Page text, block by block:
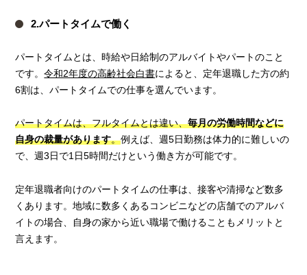
2.パートタイムで働く
パートタイムとは、時給や日給制のアルバイトやパートのこと
です。令和2年度の高齢社会白書によると、定年退職した方の約
6割は、パートタイムでの仕事を選んでいます。
パートタイムは、フルタイムとは違い、毎月の労働時間などに
自身の裁量があります。例えば、週5日勤務は体力的に難しいの
で、週3日で1日5時間だけという働き方が可能です。
定年退職者向けのパートタイムの仕事は、接客や清掃など数多
くあります。地域に数多くあるコンビニなどの店舗でのアルバ
イトの場合、自身の家から近い職場で働けることもメリットと
言えます。